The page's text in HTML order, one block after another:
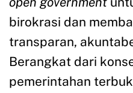
birokrasi dan
transparan,
Berangkat dari
pemerintahan